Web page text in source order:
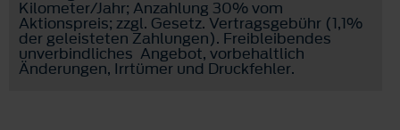
Kilometer/Jahr; Anzahlung 30% vom
Aktionspreis; zzgl. Gesetz. Vertragsgebühr (1,1%
der geleisteten Zahlungen). Freibleibendes
unverbindliches Angebot, vorbehaltlich
Änderungen, Irrtümer und Druckfehler.